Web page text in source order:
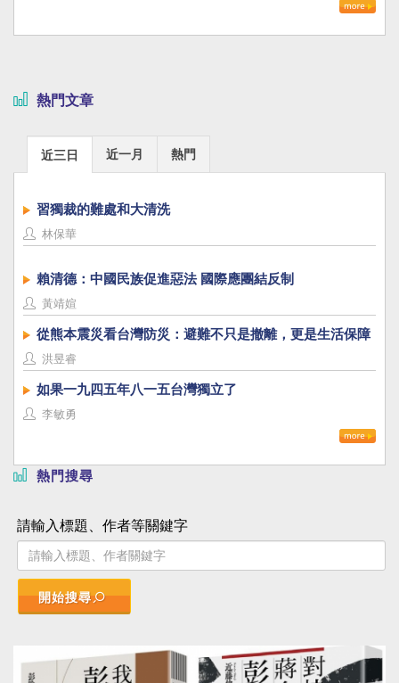
熱門文章
近三日 近一月 熱門
習獨裁的難處和大清洗
林保華
賴清德：中國民族促進惡法 國際應團結反制
黃靖媗
從熊本震災看台灣防災：避難不只是撤離，更是生活保障
洪昱睿
如果一九四五年八一五台灣獨立了
李敏勇
熱門搜尋
請輸入標題、作者等關鍵字
開始搜尋